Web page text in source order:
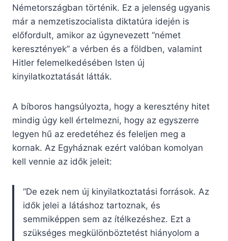
Németországban történik. Ez a jelenség ugyanis
már a nemzetiszocialista diktatúra idején is
előfordult, amikor az úgynevezett “német
keresztények” a vérben és a földben, valamint
Hitler felemelkedésében Isten új
kinyilatkoztatását látták.
A bíboros hangsúlyozta, hogy a keresztény hitet
mindig úgy kell értelmezni, hogy az egyszerre
legyen hű az eredetéhez és feleljen meg a
kornak. Az Egyháznak ezért valóban komolyan
kell vennie az idők jeleit:
“De ezek nem új kinyilatkoztatási források. Az
idők jelei a látáshoz tartoznak, és
semmiképpen sem az ítélkezéshez. Ezt a
szükséges megkülönböztetést hiányolom a